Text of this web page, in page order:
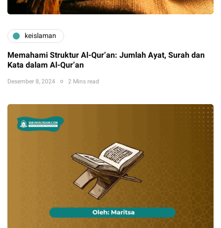
keislaman
Memahami Struktur Al-Qur’an: Jumlah Ayat, Surah dan
Kata dalam Al-Qur’an
Desember 8, 2024 2 Mins read